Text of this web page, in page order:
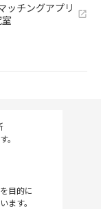
ッチングアプリ
。
目的に
ます。